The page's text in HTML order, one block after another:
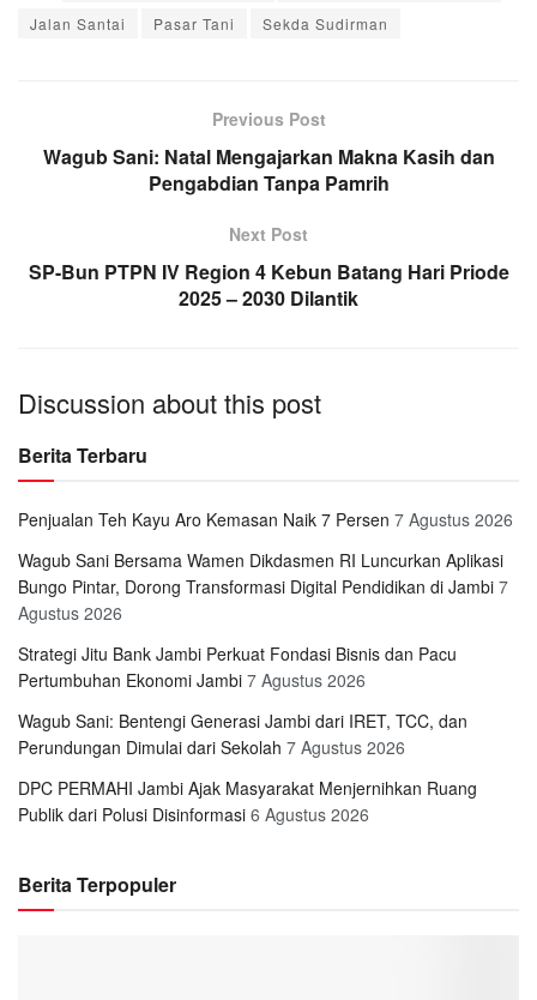
Jalan Santai
Pasar Tani Sekda Sudirman
Previous Post
Wagub Sani: Natal Mengajarkan Makna Kasih dan
Pengabdian Tanpa Pamrih
Next Post
SP-Bun PTPN IV Region 4 Kebun Batang Hari Priode
2025 – 2030 Dilantik
Discussion about this post
Berita Terbaru
Penjualan Teh Kayu Aro Kemasan Naik 7 Persen 7 Agustus 2026
Wagub Sani Bersama Wamen Dikdasmen RI Luncurkan Aplikasi
Bungo Pintar, Dorong Transformasi Digital Pendidikan di Jambi 7
Agustus 2026
Strategi Jitu Bank Jambi Perkuat Fondasi Bisnis dan Pacu
Pertumbuhan Ekonomi Jambi 7 Agustus 2026
Wagub Sani: Bentengi Generasi Jambi dari IRET, TCC, dan
Perundungan Dimulai dari Sekolah 7 Agustus 2026
DPC PERMAHI Jambi Ajak Masyarakat Menjernihkan Ruang
Publik dari Polusi Disinformasi 6 Agustus 2026
Berita Terpopuler